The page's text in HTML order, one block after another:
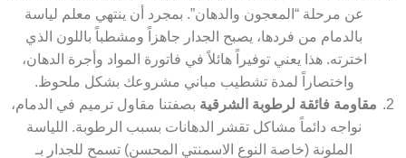
عن مرحلة “المعجون والدهان”. بمجرد أن ينتهي معلم لياسة
بالدمام من فردها، يصبح الجدار جاهزاً ومشطباً باللون الذي
اخترته. هذا يعني توفيراً هائلاً في فاتورة المواد وأجرة الدهان،
واختصاراً لمدة تشطيب مباني مشروعك بشكل ملحوظ.
مقاومة فائقة لرطوبة الشرقية بصفتنا مقاول ترميم في الدمام،
نواجه دائماً مشاكل تقشر الدهانات بسبب الرطوبة. اللياسة
الملونة (خاصة النوع الاسمنتي المحسن) تسمح للجدار بـ